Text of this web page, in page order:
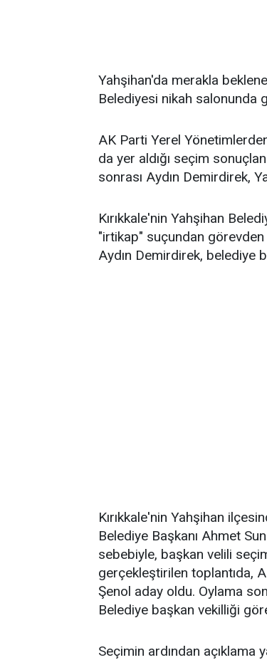
Yahşihan'da merakla
Belediyesi nikah salonunda
AK Parti Yerel
da yer aldığı seçim
sonrası Aydın Demirdirek,
Kırıkkale'nin Yahşihan
"irtikap" suçundan görevden
Aydın Demirdirek, belediye
Kırıkkale'nin Yahşihan
Belediye Başkanı Ahmet
sebebiyle, başkan velili
gerçekleştirilen toplantıda,
Şenol aday oldu. Oylama
Belediye başkan vekilliği
Seçimin ardından